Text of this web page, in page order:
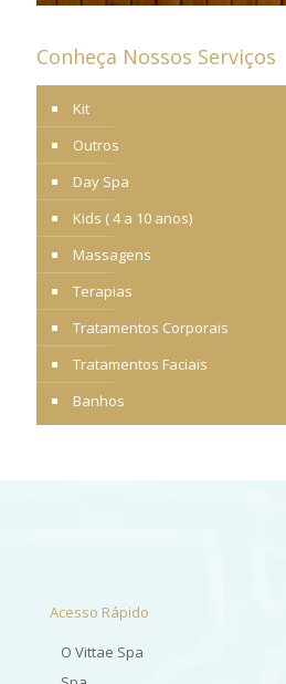
Conheça Nossos Serviços
Kit
Outros
Day Spa
Kids ( 4 a 10 anos)
Massagens
Terapias
Tratamentos Corporais
Tratamentos Faciais
Banhos
Acesso Rápido
O Vittae Spa